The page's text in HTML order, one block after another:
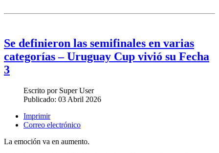
Se definieron las semifinales en varias
categorías – Uruguay Cup vivió su Fecha
3
Escrito por Super User
Publicado: 03 Abril 2026
Imprimir
Correo electrónico
La emoción va en aumento.